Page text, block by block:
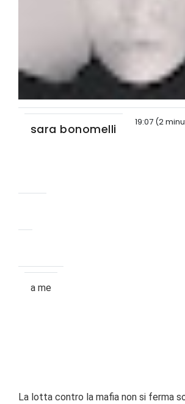
sara bonomelli 19:07 (2
a me
La lotta contro la mafia non si ferma